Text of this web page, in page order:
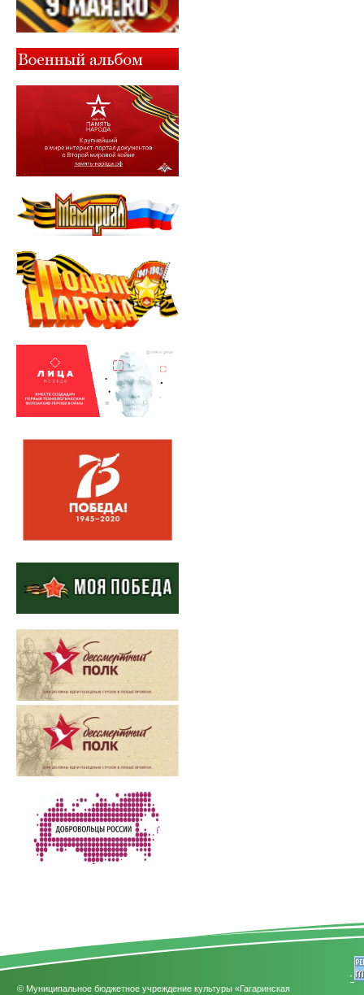
© Муниципальное бюджетное учреждение культуры «Гагаринская
'